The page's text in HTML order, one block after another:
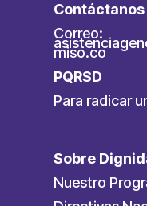
Contáctanos
Correo:
miso.co
PQRSD
Para radicar
Sobre
Nuestro